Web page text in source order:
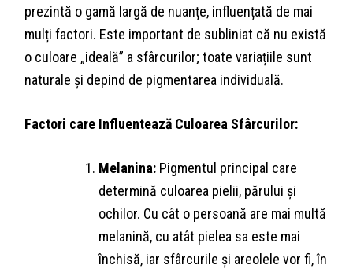
prezintă o gamă largă de nuanțe, influențată de mai
mulți factori. Este important de subliniat că nu există
o culoare „ideală” a sfârcurilor; toate variațiile sunt
naturale și depind de pigmentarea individuală.
Factori care Influentează Culoarea Sfârcurilor:
Melanina: Pigmentul principal care
determină culoarea pielii, părului și
ochilor. Cu cât o persoană are mai multă
melanină, cu atât pielea sa este mai
închisă, iar sfârcurile și areolele vor fi, în